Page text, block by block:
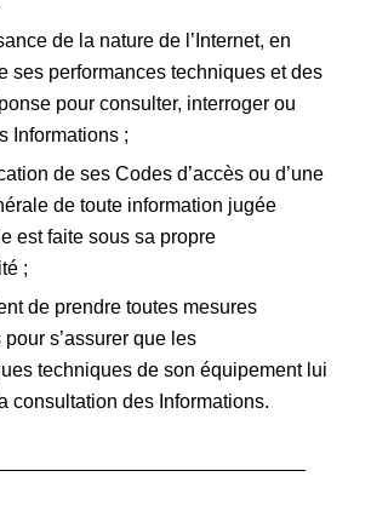
de la nature de l’Internet, en
ses performances techniques et des
pour consulter, interroger ou
Informations ;
de ses Codes d’accès ou d’une
de toute information jugée
est faite sous sa propre
;
de prendre toutes mesures
s’assurer que les
techniques de son équipement lui
consultation des Informations.